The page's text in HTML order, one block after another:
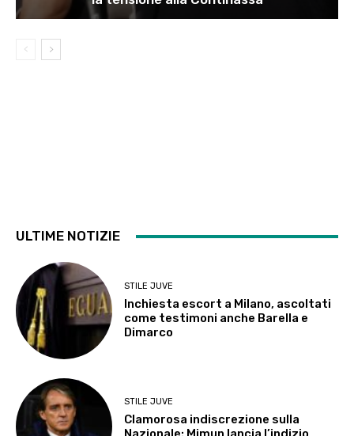
ULTIME NOTIZIE
STILE JUVE
Inchiesta escort a Milano, ascoltati
come testimoni anche Barella e
Dimarco
STILE JUVE
Clamorosa indiscrezione sulla